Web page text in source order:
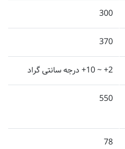
300
370
2+ ~ 10+ درجه سانتی گراد
550
78